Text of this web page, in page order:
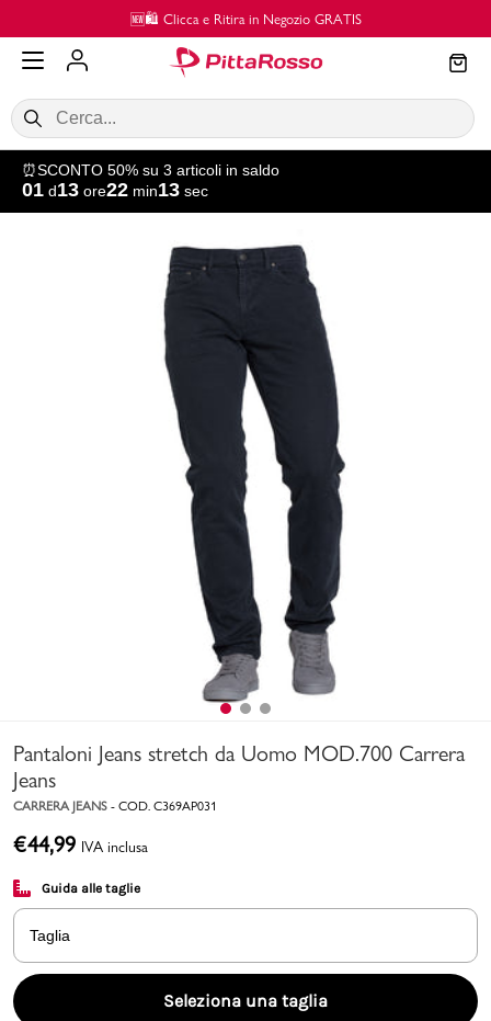
Vai al contenuto principale🆕🛍️ Clicca e Ritira in Negozio GRATIS
Bambino
Valigie
Accedi | Registrati
⏰SCONTO 50% su 3 articoli in saldo
01 d13 ore22 min13 sec
Pantaloni Jeans stretch da Uomo MOD.700 Carrera
Jeans
CARRERA JEANS - COD. C369AP031
€44,99 IVA inclusa
Guida alle taglie
Taglia
Seleziona una taglia